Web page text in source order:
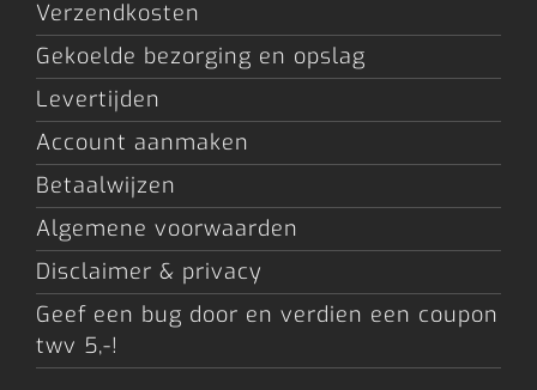
Verzendkosten
Gekoelde bezorging en opslag
Levertijden
Account aanmaken
Betaalwijzen
Algemene voorwaarden
Disclaimer & privacy
Geef een bug door en verdien een coupon
twv 5,-!